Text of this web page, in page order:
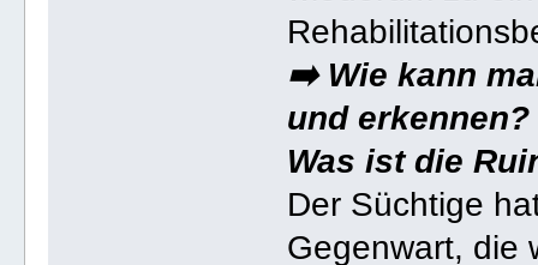
➡️ Wie kann
und erkennen?
Was ist die
Der Süchtige
Gegenwart, die